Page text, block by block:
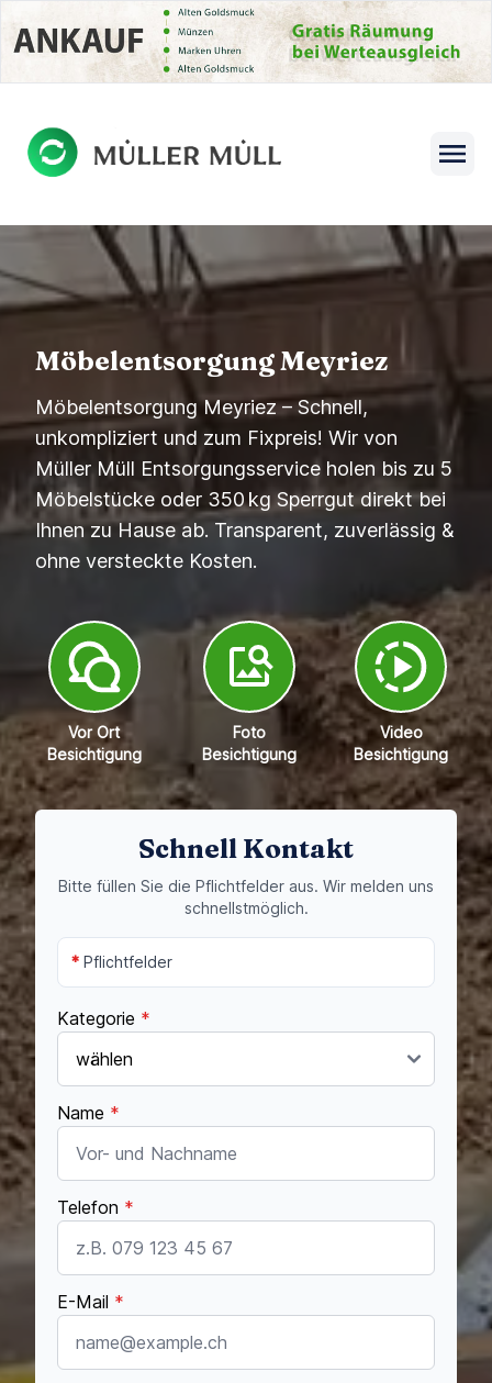
Open
menu
Möbelentsorgung Meyriez
Möbelentsorgung Meyriez – Schnell,
unkompliziert und zum Fixpreis! Wir von
Müller Müll Entsorgungsservice holen bis zu 5
Möbelstücke oder 350 kg Sperrgut direkt bei
Ihnen zu Hause ab. Transparent, zuverlässig &
ohne versteckte Kosten.
Vor Ort
Besichtigung
Foto
Besichtigung
Video
Besichtigung
Schnell Kontakt
Bitte füllen Sie die Pflichtfelder aus. Wir melden uns
schnellstmöglich.
* Pflichtfelder
Kategorie *
Name *
Telefon *
E-Mail *